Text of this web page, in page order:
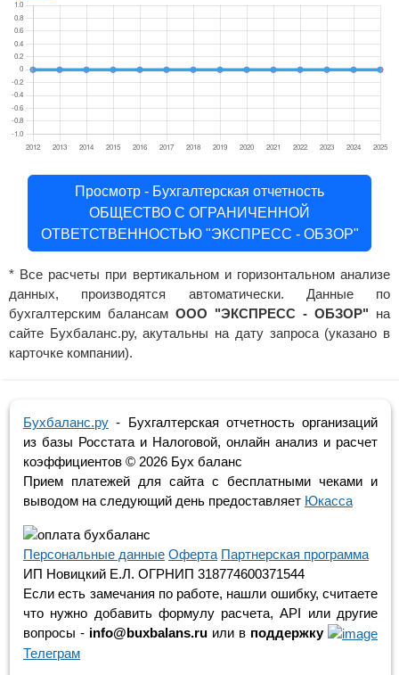
Просмотр - Бухгалтерская отчетность
ОБЩЕСТВО С ОГРАНИЧЕННОЙ
ОТВЕТСТВЕННОСТЬЮ "ЭКСПРЕСС - ОБЗОР"
* Все расчеты при вертикальном и горизонтальном анализе
данных, производятся автоматически. Данные по
бухгалтерским балансам ООО "ЭКСПРЕСС - ОБЗОР" на
сайте Бухбаланс.ру, акутальны на дату запроса (указано в
карточке компании).
Бухбаланс.ру - Бухгалтерская отчетность организаций
из базы Росстата и Налоговой, онлайн анализ и расчет
коэффициентов © 2026 Бух баланс
Прием платежей для сайта с бесплатными чеками и
выводом на следующий день предоставляет Юкасса
Персональные данные Оферта Партнерская программа
ИП Новицкий Е.Л. ОГРНИП 318774600371544
Если есть замечания по работе, нашли ошибку, считаете
что нужно добавить формулу расчета, API или другие
вопросы - info@buxbalans.ru или в поддержку
Телеграм